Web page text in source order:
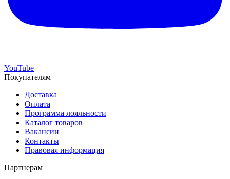
YouTube
Покупателям
Доставка
Оплата
Программа лояльности
Каталог товаров
Вакансии
Контакты
Правовая информация
Партнерам